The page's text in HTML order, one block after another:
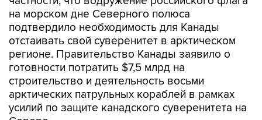
на морском дне Северного полюса
подтвердило необходимость для Канады
отстаивать свой суверенитет в арктическом
регионе. Правительство Канады заявило о
готовности потратить $7,5 млрд на
строительство и деятельность восьми
арктических патрульных кораблей в рамках
усилий по защите канадского суверенитета на